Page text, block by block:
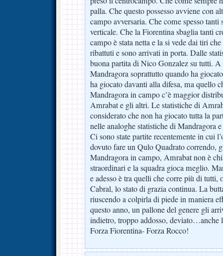
palla. Che questo possesso avviene con
campo avversaria. Che come spesso
verticale. Che la Fiorentina sbaglia tanti
campo è stata netta e la si vede dai tiri
ribattuti e sono arrivati in porta. Dalle
buona partita di Nico Gonzalez su tutti.
Mandragora soprattutto quando ha
ha giocato davanti alla difesa, ma quello
Mandragora in campo c’è maggior
Amrabat e gli altri. Le statistiche di
considerato che non ha giocato tutta la
nelle analoghe statistiche di Mandragora
Ci sono state partite recentemente in cui
dovuto fare un Qulo Quadrato correndo,
Mandragora in campo, Amrabat non è
straordinari e la squadra gioca meglio.
e adesso è tra quelli che corre più di
Cabral, lo stato di grazia continua. La
riuscendo a colpirla di piede in maniera
questo anno, un pallone del genere gli
indietro, troppo addosso, deviato…anche
Forza Fiorentina- Forza Rocco!